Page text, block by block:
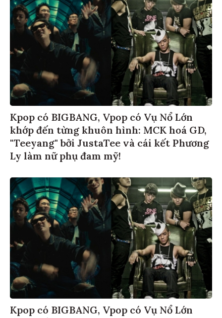
Kpop có BIGBANG, Vpop có Vụ Nổ Lớn
khớp đến từng khuôn hình: MCK hoá GD,
"Teeyang" bởi JustaTee và cái kết Phương
Ly làm nữ phụ đam mỹ!
Kpop có BIGBANG, Vpop có Vụ Nổ Lớn